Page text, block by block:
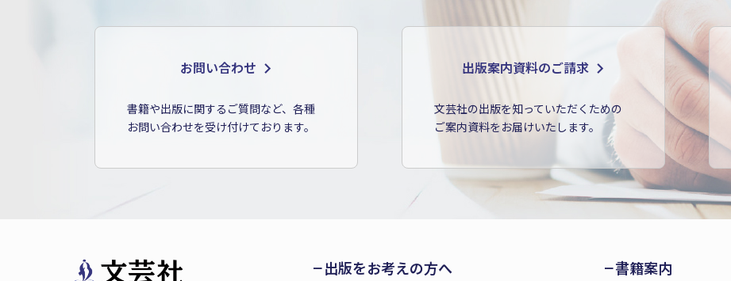
お問い合わせ
書籍や出版に関するご質問など、各種
お問い合わせを受け付けております。
出版案内資料のご請求
文芸社の出版を知っていただくための
ご案内資料をお届けいたします。
出版をお考えの方へ 書籍案内